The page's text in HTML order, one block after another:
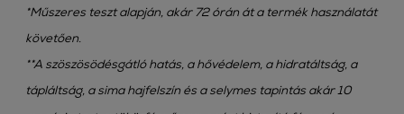
*Műszeres teszt alapján, akár 72 órán át a termék használatát
követően.
**A szöszösödésgátló hatás, a hővédelem, a hidratáltság, a
tápláltság, a sima hajfelszín és a selymes tapintás akár 10